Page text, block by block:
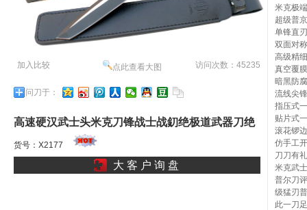
加入比较 点此查看大图 访问次数：45235
问刀于：
高速硬汉武士头米克刀锋战士战釖绝极道武器刀绝
地武士剑狂武士
货号：X2177
大 客 户 询 盘
米克极
超级普
单锋直
双面对
高级精
真空覆
暗黑防
流线尖
指压式
贴片式
滚花锣
仿手工
刀刀有
米克武
普尔刀
级猛刃
此一刀